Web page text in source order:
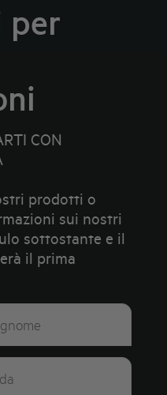
per
CON
prodotti o
sui nostri
sottostante e il
il prima